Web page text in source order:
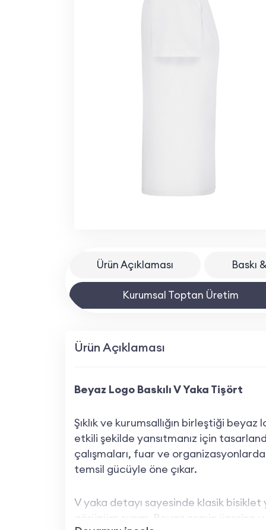
Ürün Açıklaması Baskı
Kurumsal Toptan Üretim
Ürün Açıklaması
Beyaz Logo Baskılı V Yaka Tişört
Şıklık ve kurumsallığın birleştiği beyaz
etkili şekilde yansıtmanız için
çalışmaları, fuar ve
temsil gücüyle öne çıkar.
V yaka detayı sayesinde klasik
görünüm sunar. Beyaz zemin üzerine